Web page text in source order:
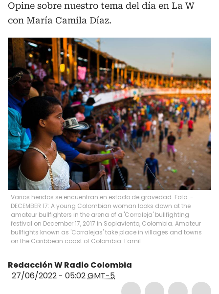
Opine sobre nuestro tema del día en La W
con María Camila Díaz.
Varios heridos se encuentran en estado de gravedad. Foto: -
DECEMBER 17: A young Colombian woman looks down at the
amateur bullfighters in the arena of a 'Corraleja' bullfighting
festival on December 17, 2017 in Soplaviento, Colombia. Amateur
bullfights known as 'Corralejas' take place in villages and towns
on the Caribbean coast of Colombia. Famil
Redacción W Radio Colombia
27/06/2022 - 05:02GMT-5